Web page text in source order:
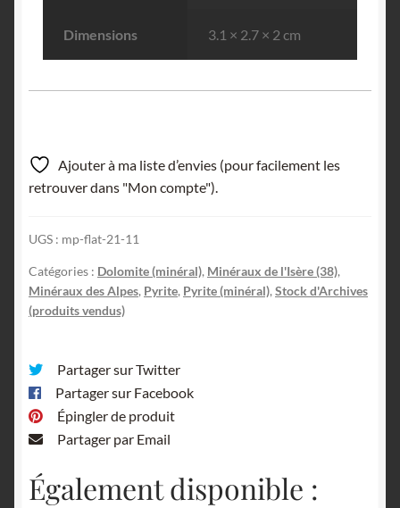
Dimensions 3.1 × 2.7 × 2 cm
Ajouter à ma liste d’envies (pour facilement les
retrouver dans "Mon compte").
UGS : mp-flat-21-11
Catégories : Dolomite (minéral), Minéraux de l'Isère (38),
Minéraux des Alpes, Pyrite, Pyrite (minéral), Stock d'Archives
(produits vendus)
Partager sur Twitter
Partager sur Facebook
Épingler de produit
Partager par Email
Également disponible :